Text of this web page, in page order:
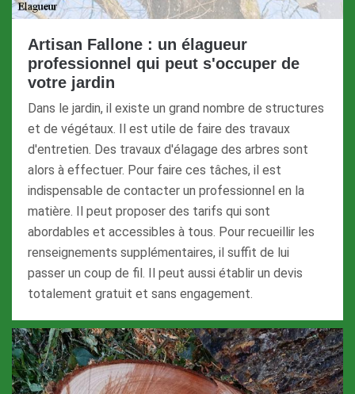
Artisan Fallone : un élagueur
professionnel qui peut s'occuper de
votre jardin
Dans le jardin, il existe un grand nombre de structures
et de végétaux. Il est utile de faire des travaux
d'entretien. Des travaux d'élagage des arbres sont
alors à effectuer. Pour faire ces tâches, il est
indispensable de contacter un professionnel en la
matière. Il peut proposer des tarifs qui sont
abordables et accessibles à tous. Pour recueillir les
renseignements supplémentaires, il suffit de lui
passer un coup de fil. Il peut aussi établir un devis
totalement gratuit et sans engagement.